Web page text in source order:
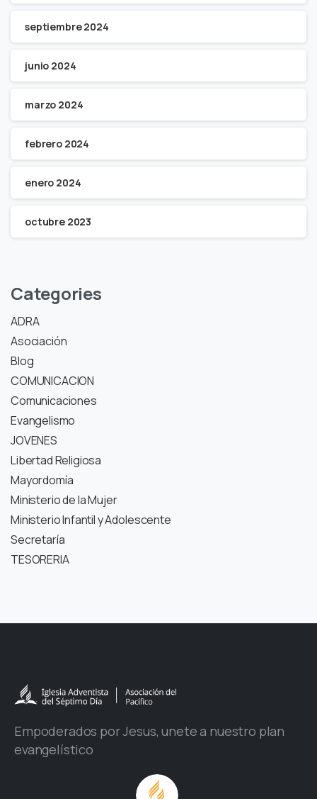
septiembre 2024
junio 2024
marzo 2024
febrero 2024
enero 2024
octubre 2023
Categories
ADRA
Asociación
Blog
COMUNICACION
Comunicaciones
Evangelismo
JOVENES
Libertad Religiosa
Mayordomía
Ministerio de la Mujer
Ministerio Infantil y Adolescente
Secretaría
TESORERIA
Empoderados por Jesus, unete a nuestro plan
evangelístico